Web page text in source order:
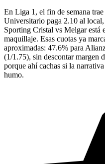
En Liga 1, el fin de semana
Universitario paga 2.10 al
Sporting Cristal vs Melgar
maquillaje. Esas cuotas ya
aproximadas: 47.6% para
(1/1.75), sin descontar margen
porque ahí cachas si la
humo.